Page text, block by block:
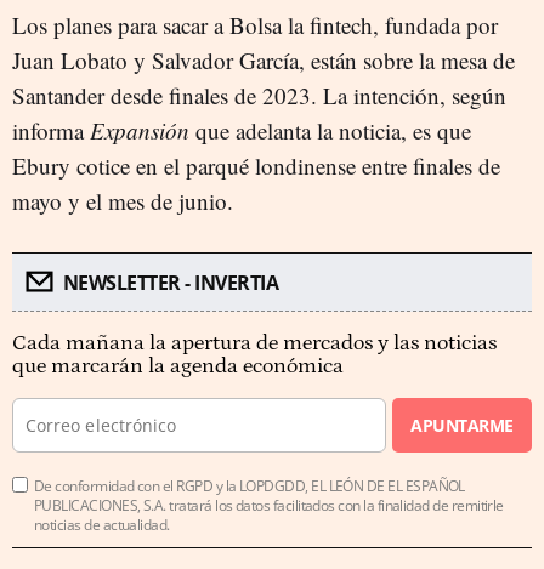
Los planes para sacar a Bolsa la fintech, fundada por
Juan Lobato y Salvador García, están sobre la mesa de
Santander desde finales de 2023. La intención, según
informa Expansión que adelanta la noticia, es que
Ebury cotice en el parqué londinense entre finales de
mayo y el mes de junio.
NEWSLETTER - INVERTIA
Cada mañana la apertura de mercados y las noticias
que marcarán la agenda económica
APUNTARME
De conformidad con el RGPD y la LOPDGDD, EL LEÓN DE EL ESPAÑOL
PUBLICACIONES, S.A. tratará los datos facilitados con la finalidad de remitirle
noticias de actualidad.